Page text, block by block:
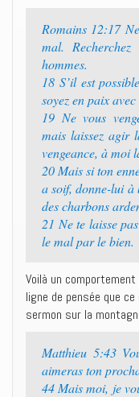
Romains 12:17
mal.
hommes.
18 S’il est
soyez en paix
19 Ne vous
mais laissez
vengeance, à moi
20 Mais si ton
a soif, donne-lui à
des charbons
21 Ne te laisse
le mal par le bien.
Voilà un
ligne de pensée que
sermon sur la
Matthieu 5:43
aimeras ton
44 Mais moi, je